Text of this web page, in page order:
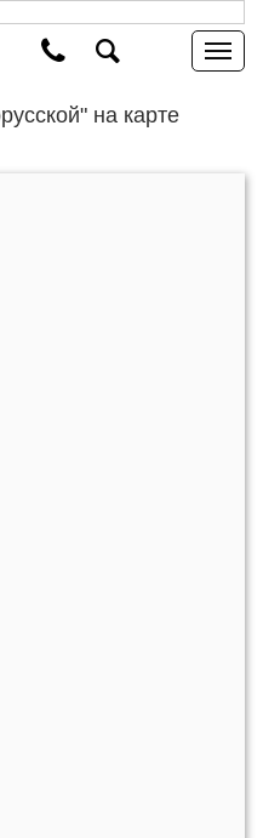
на карте